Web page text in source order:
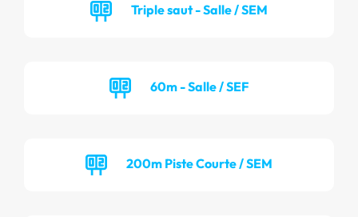
Triple saut - Salle / SEM
60m - Salle / SEF
200m Piste Courte / SEM